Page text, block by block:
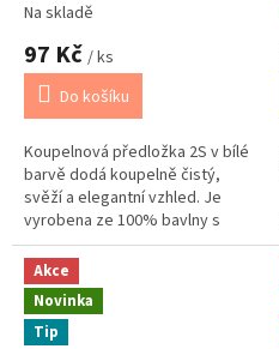
Průměrné
hodnocení
produktu
5,0
5
hvězdiček.
Na skladě
97 Kč / ks
Do košíku
Koupelnová předložka 2S v bílé
barvě dodá koupelně čistý,
svěží a elegantní vzhled. Je
vyrobena ze 100% bavlny s
vysokou gramáží 700 g/m², díky
čemuž je mimořádně měkká,...
Akce
Novinka
Tip